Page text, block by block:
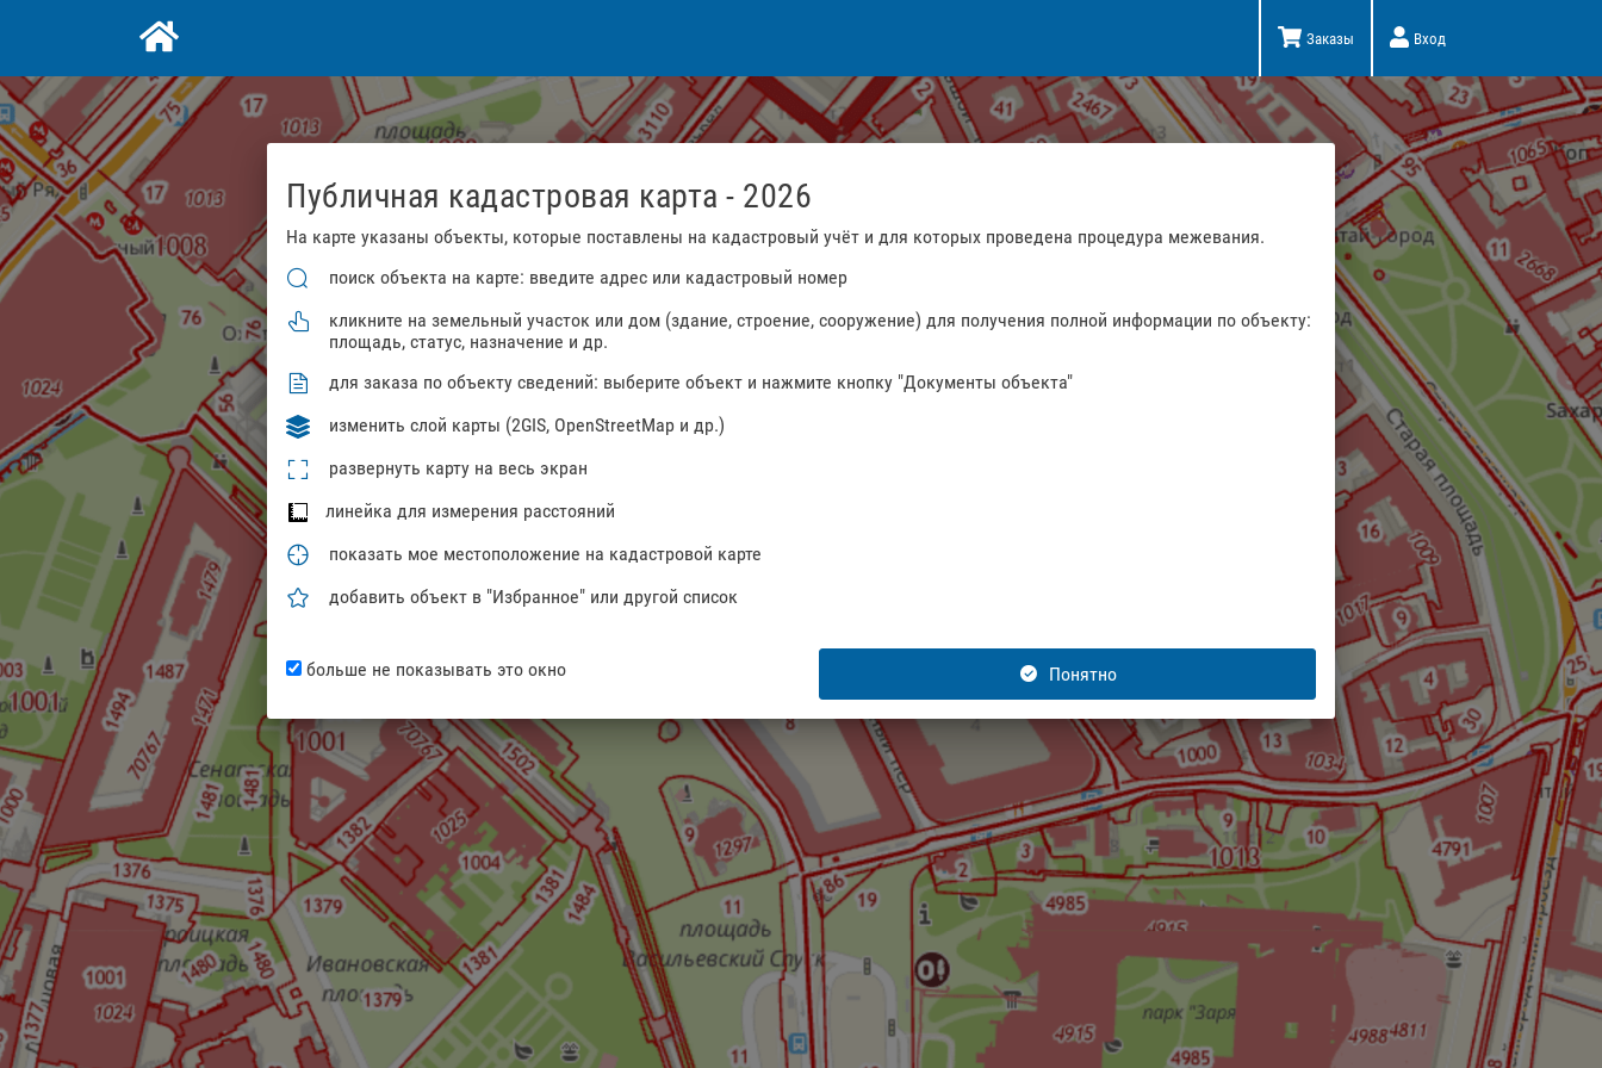
Заказы Вход
Публичная кадастровая карта - 2026
На карте указаны объекты, которые поставлены на кадастровый учёт и для которых проведена процедура межевания.
поиск объекта на карте: введите адрес или кадастровый номер
кликните на земельный участок или дом (здание, строение, сооружение) для получения полной информации по объекту:
площадь, статус, назначение и др.
для заказа по объекту сведений: выберите объект и нажмите кнопку "Документы объекта"
изменить слой карты (2GIS, OpenStreetMap и др.)
развернуть карту на весь экран
линейка для измерения расстояний
показать мое местоположение на кадастровой карте
добавить объект в "Избранное" или другой список
больше не показывать это окно Понятно